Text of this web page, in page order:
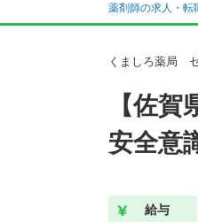
薬剤師の求人・転
くましろ薬局
【佐
安全意
給与